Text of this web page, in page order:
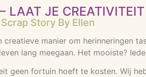
LAAT JE
Story By Ellen
manier om herinneringen
lang meegaan. Het mooiste?
geen fortuin hoeft te kosten. Wij